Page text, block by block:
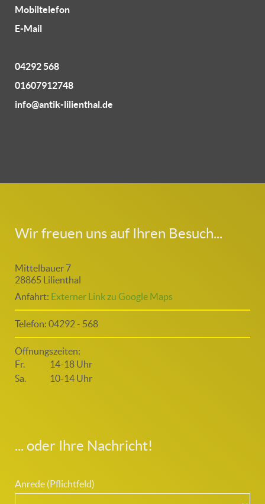
Mobiltelefon
E-Mail
04292 568
01607912748
info@antik-lilienthal.de
Wir freuen uns auf Ihren Besuch...
Mittelbauer 7
28865 Lilienthal
Anfahrt: Externer Link zu Google Maps
Telefon: 04292 - 568
Öffnungszeiten:
Fr.
14-18 Uhr
Sa.
10-14 Uhr
... oder Ihre Nachricht!
Anrede (Pflichtfeld)